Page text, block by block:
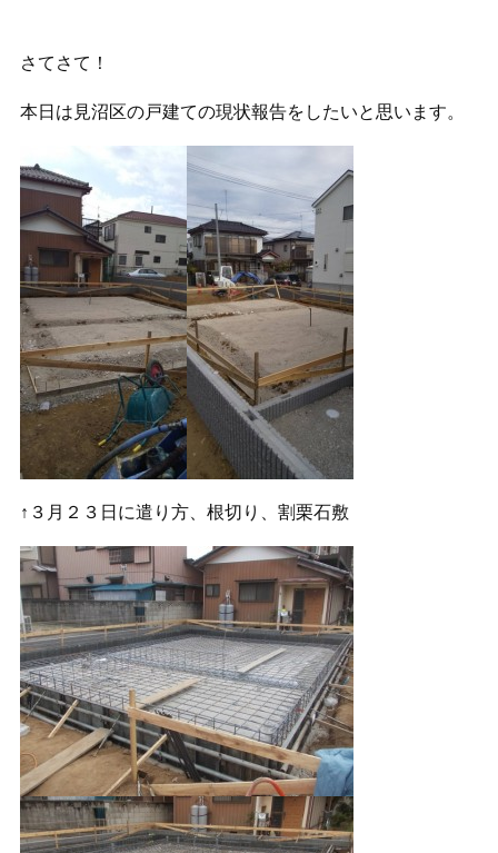
さてさて！
本日は見沼区の戸建ての現状報告をしたいと思います。
↑３月２３日に遣り方、根切り、割栗石敷